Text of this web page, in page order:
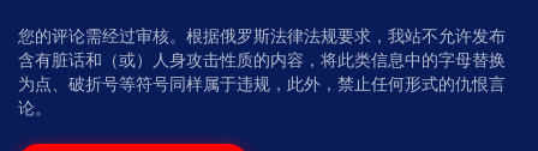
您的评论需经过审核。根据俄罗斯法律法规要求，我站不允许发布
含有脏话和（或）人身攻击性质的内容，将此类信息中的字母替换
为点、破折号等符号同样属于违规，此外，禁止任何形式的仇恨言
论。